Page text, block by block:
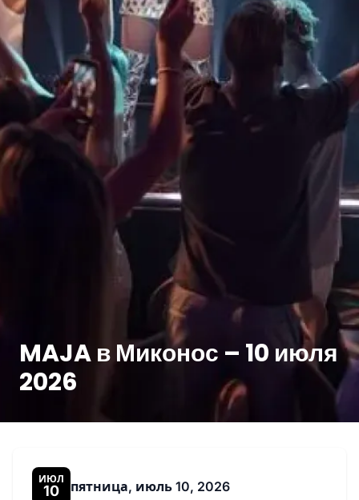
MAJA в Миконос – 10 июля
2026
ИЮЛ
10 пятница, июль 10, 2026